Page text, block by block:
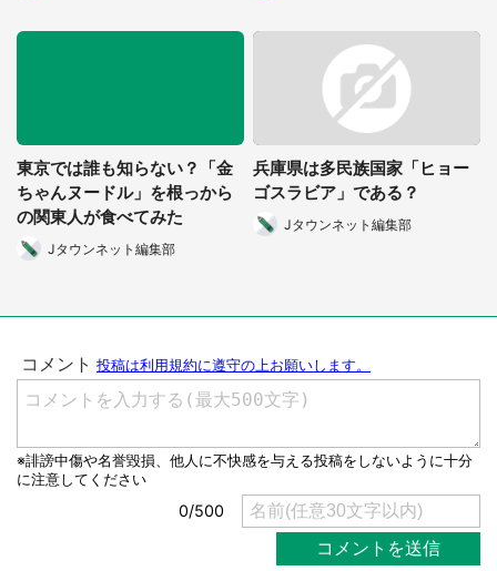
都道府選択
東京では誰も知らない？「金
ちゃんヌードル」を根っから
の関東人が食べてみた
Jタウンネット編集部
兵庫県は多民族国家「ヒョー
ゴスラビア」である？
Jタウンネット編集部